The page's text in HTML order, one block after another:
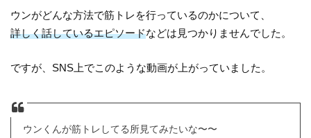
ウンがどんな方法で筋トレを行っているのかについて、
詳しく話しているエピソードなどは見つかりませんでした。
ですが、SNS上でこのような動画が上がっていました。
ウンくんが筋トレしてる所見てみたいな〜〜